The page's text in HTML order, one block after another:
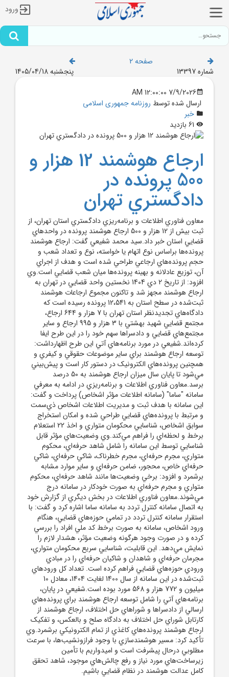
ورود
صفحه 2
شماره 13397
پنجشنبه 1405/04/18
7/9/2026 12:00:00 AM
ارسال شده توسط روزنامه جمهوری اسلامی
خبر
ارجاع هوشمند 12 هزار و
500 پرونده در
دادگستري تهران
معاون فناوري اطلاعات و برنامه‌ريزي دادگستري استان تهران، از
ثبت بيش از 12 هزار و 500 ارجاع هوشمند پرونده در واحدهاي
قضايي استان خبر داد.سيد محمد شفيعي گفت: ارجاع هوشمند
پرونده‌ها براساس نوع اتهام يا خواسته، نوع و تعداد شعب و
حجم پرونده‌هاي ارجاعي طراحي شده است و هدف از اجراي
آن، توزيع عادلانه و بهينه پرونده‌ها ميان شعب قضايي است.وي
افزود: از تاريخ 2 دي 1404 نخستين واحد قضايي در تهران به
ارجاع هوشمند مجهز شد و تاکنون مجموع ارجاعات هوشمند
ثبت‌شده در سطح استان به 12،541 پرونده رسيده است که
دادگاه‌هاي تجديدنظر استان تهران با 7 هزار و 644 ارجاع،
مجتمع قضايي شهيد بهشتي با 3 هزار و 995 ارجاع و ساير
مجتمع‌هاي قضايي و دادسراها سهم خود را در اين طرح ايفا
کرده‌اند.شفيعي در مورد برنامه‌هاي آتي اين طرح اظهارداشت:
توسعه ارجاع هوشمند براي ساير موضوعات حقوقي و کيفري و
همچنين پرونده‌هاي الکترونيک در دستور کار است و پيش‌بيني
مي‌شود تا پايان سال ميزان ارجاع هوشمند به 50 درصد
برسد.معاون فناوري اطلاعات و برنامه‌ريزي در ادامه به معرفي
سامانه "ساما" (سامانه اطلاعات مؤثر اشخاص) پرداخت و گفت:
اين سامانه با هدف ثبت و مديريت اطلاعات اشخاص ذي‌سمت
و مرتبط با پرونده‌هاي قضايي طراحي شده و امکان استخراج
سوابق اشخاص، شناسايي محکومان متواري و اخذ 22 استعلام
برخط و لحظه‌اي را فراهم مي‌کند.وي وضعيت‌هاي مؤثر قابل
شناسايي توسط اين سامانه را شامل شاهد حرفه‌اي، محکوم
متواري، مجرم حرفه‌اي، مجرم خطرناک، شاکي حرفه‌اي، شاکي
حرفه‌اي خاص، محجور، ضامن حرفه‌اي و ساير موارد مشابه
برشمرد و افزود: برخي وضعيت‌ها مانند شاهد حرفه‌اي، محکوم
متواري و مجرم حرفه‌اي به صورت خودکار در سامانه درج
مي‌شوند.معاون فناوري اطلاعات در بخش ديگري از گزارش خود
به اتصال سامانه کنترل تردد به سامانه ساما اشاره کرد و گفت: با
استقرار سامانه کنترل تردد در تمامي حوزه‌هاي قضايي، هنگام
ورود اشخاص، سامانه به صورت برخط کد ملي افراد را بررسي
کرده و در صورت وجود هرگونه وضعيت مؤثر، هشدار لازم را
نمايش مي‌دهد. اين قابليت، شناسايي سريع محکومان متواري،
مجرمان حرفه‌اي و شاهدان و شاکيان حرفه‌اي را در مبادي
ورودي حوزه‌هاي قضايي فراهم کرده است. تعداد کل ورودهاي
ثبت‌شده در اين سامانه از سال 1400 لغايت 1404، معادل 10
ميليون و 772 هزار و 568 مورد بوده است.شفيعي در پايان،
برنامه‌هاي آتي را شامل توسعه ارجاع هوشمند براي پرونده‌هاي
ارسالي از دادسراها و شوراهاي حل اختلاف، ارجاع هوشمند از
کارتابل شوراي حل اختلاف به دادگاه صلح و بالعکس، و تفکيک
ارجاع هوشمند پرونده‌هاي کاغذي از تمام الکترونيکي برشمرد.وي
تأکيد کرد: مسير هوشمندسازي با وجود فرازونشيب‌ها، با سرعت
مطلوبي درحال پيشرفت است و اميدواريم با تأمين
زيرساخت‌هاي مورد نياز و رفع چالش‌هاي موجود، شاهد تحقق
کامل عدالت هوشمند در نظام قضايي باشيم.